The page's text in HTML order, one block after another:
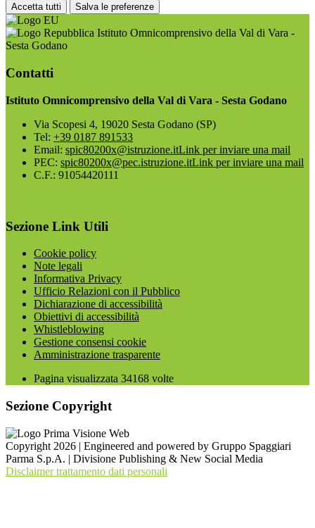
Accetta tutti Salva le preferenze
Istituto Omnicomprensivo della Val di Vara -
Sesta Godano
Contatti
Istituto Omnicomprensivo della Val di Vara - Sesta Godano
Via Scopesi 4, 19020 Sesta Godano (SP)
Tel: +39 0187 891533
Email: spic80200x@istruzione.itLink per inviare una mail
PEC: spic80200x@pec.istruzione.itLink per inviare una mail
C.F.: 91054420111
Sezione Link Utili
Cookie policy
Note legali
Informativa Privacy
Ufficio Relazioni con il Pubblico
Dichiarazione di accessibilità
Obiettivi di accessibilità
Whistleblowing
Gestione consensi cookie
Amministrazione trasparente
Pagina visualizzata 34168 volte
Sezione Copyright
Copyright 2026 | Engineered and powered by Gruppo Spaggiari
Parma S.p.A. | Divisione Publishing & New Social Media
Disclaimer trattamento dati personali